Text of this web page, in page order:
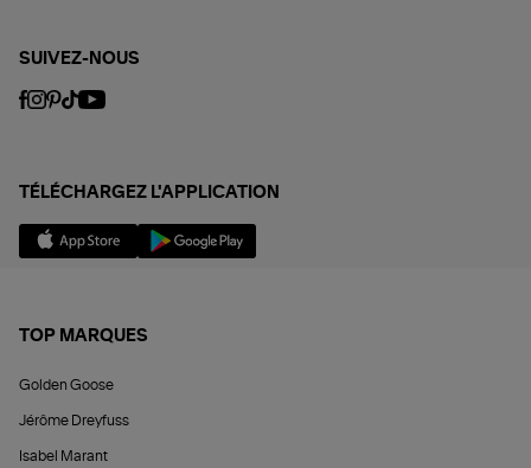
SUIVEZ-NOUS
TÉLÉCHARGEZ L'APPLICATION
TOP MARQUES
Golden Goose
Jérôme Dreyfuss
Isabel Marant